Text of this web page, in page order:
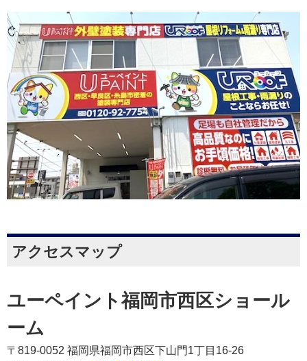
アクセスマップ
ユーペイント福岡市西区ショール
ーム
〒819-0052 福岡県福岡市西区下山門1丁目16-26